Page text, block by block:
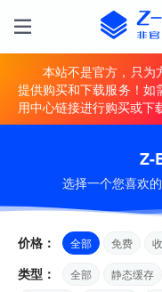
本站不是官方，只为
提供购买和下载服务！如
用中心链接进行购买或下
Z-
选择一个您喜欢
价格： 全部 免费
类型： 全部 静态缓存